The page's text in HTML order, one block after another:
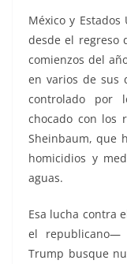
México y
desde el regreso
comienzos del
en varios de sus
controlado por
chocado con los
Sheinbaum, que
homicidios y
aguas.
Esa lucha contra
el
Trump busque